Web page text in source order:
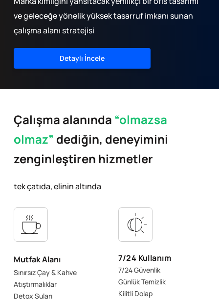
ve geleceğe yönelik yüksek tasarruf imkanı sunan
çalışma alanı stratejisi
Detaylı İncele
Çalışma alanında “olmazsa
olmaz” dediğin, deneyimini
zenginleştiren hizmetler
tek çatıda, elinin altında
Mutfak Alanı
Sınırsız Çay & Kahve
Atıştırmalıklar
Detox Suları
7/24 Kullanım
7/24 Güvenlik
Günlük Temizlik
Kilitli Dolap